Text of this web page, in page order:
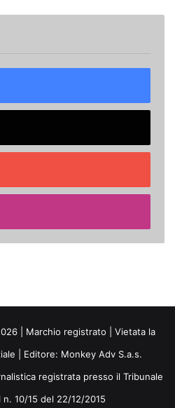
| Marchio registrato | Vietata la
| Editore: Monkey Adv S.a.s.
registrata presso il Tribunale
10/15 del 22/12/2015